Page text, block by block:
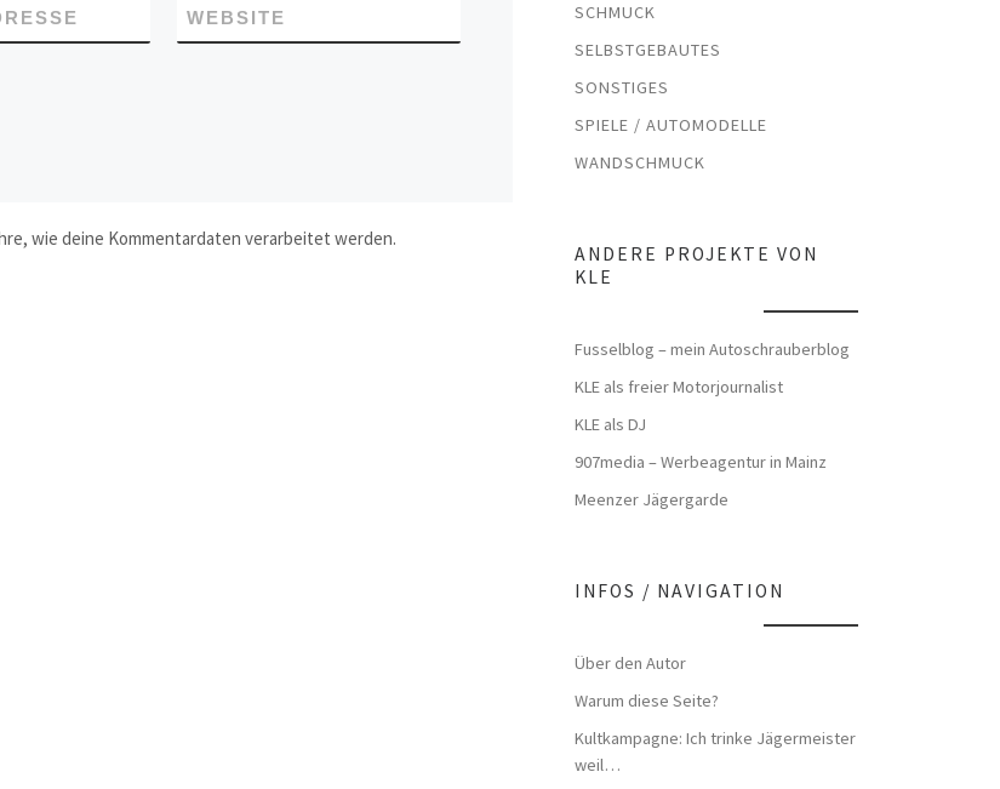
WEBSITE
wie deine Kommentardaten verarbeitet werden.
SCHMUCK
SELBSTGEBAUTES
SONSTIGES
SPIELE / AUTOMODELLE
WANDSCHMUCK
ANDERE PROJEKTE VON
KLE
Fusselblog – mein Autoschrauberblog
KLE als freier Motorjournalist
KLE als DJ
907media – Werbeagentur in Mainz
Meenzer Jägergarde
INFOS / NAVIGATION
Über den Autor
Warum diese Seite?
Kultkampagne: Ich trinke Jägermeister
weil…